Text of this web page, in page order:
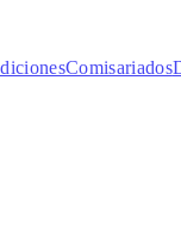
Comisariados